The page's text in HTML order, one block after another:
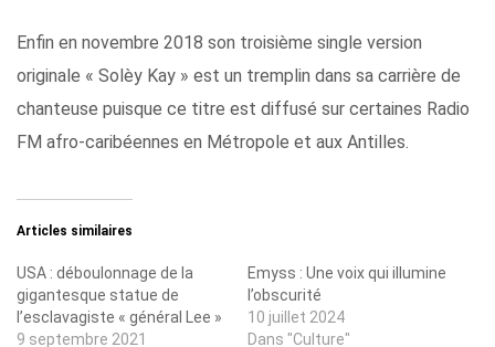
Enfin en novembre 2018 son troisième single version
originale « Solèy Kay » est un tremplin dans sa carrière de
chanteuse puisque ce titre est diffusé sur certaines Radio
FM afro-caribéennes en Métropole et aux Antilles.
Articles similaires
USA : déboulonnage de la
gigantesque statue de
l’esclavagiste « général Lee »
9 septembre 2021
Emyss : Une voix qui illumine
l’obscurité
10 juillet 2024
Dans "Culture"